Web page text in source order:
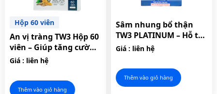
Hộp 60 viên
An vị tràng TW3 Hộp 60
viên – Giúp tăng cường
hệ tiêu hóa, hỗ trợ làm
đại tràng
Giá : liên hệ
Thêm vào giỏ hàng
Sâm nhung bổ thận
TW3 PLATINUM – Hỗ trợ
cải thiện chức năng
Giá : liên hệ
Thêm vào giỏ hàng